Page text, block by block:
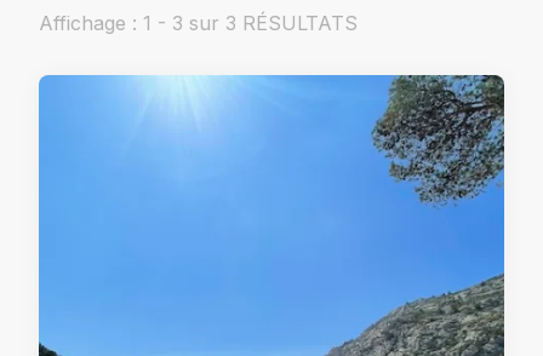
Affichage : 1 - 3 sur 3 RÉSULTATS